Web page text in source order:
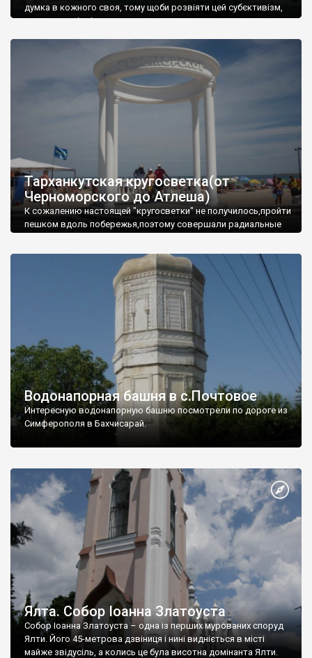
думка в кожного своя, тому щоби розвіяти цей субєктивізм,
запрошую відвідати це
Тарханкутская кругосветка(от
Черноморского до Атлеша)
К сожалению настоящей "кругосветки" не получилось,пройти
пешком вдоль побережья,поэтому совершали радиальные
Водонапорная башня в с.Почтовое
Интересную водонапорную башню посмотрели по дороге из
Симферополя в Бахчисарай.
Ялта. Собор Іоанна Златоуста
Собор Іоанна Златоуста – одна із перших мурованих споруд
Ялти. Його 45-метрова дзвіниця і нині видніється в місті
майже звідусіль, а колись це була висотна домінанта Ялти.